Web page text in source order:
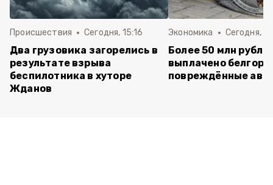
Происшествия Сегодня, 15:16
Два грузовика загорелись в
результате взрыва
беспилотника в хуторе
Жданов
Экономика Сегодня,
Более 50 млн
выплачено
повреждённые